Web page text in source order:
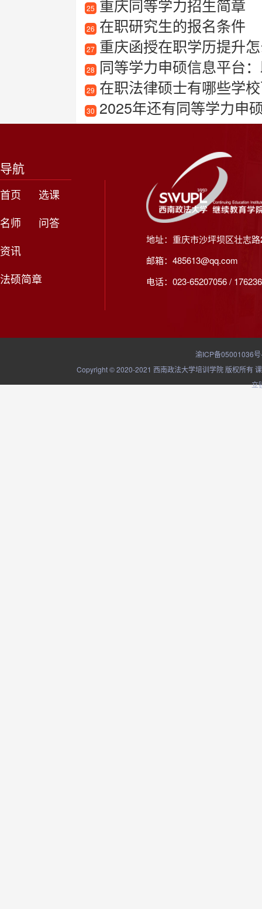
25 重庆同等学力招生简章
26 在职研究生的报名条件
27 重庆函授在职学历提升怎
28 同等学力申硕信息平台
29 在职法律硕士有哪些学
30 2025年还有同等学力申
导航
首页
选课
名师
问答
资讯
法硕简章
地址：重庆市沙坪坝区壮志
邮箱：485613@qq.com
电话：023-65207056 /
渝ICP备05001036
Copyright © 2020-2021 西南政法大学培训学院 版权所有
立